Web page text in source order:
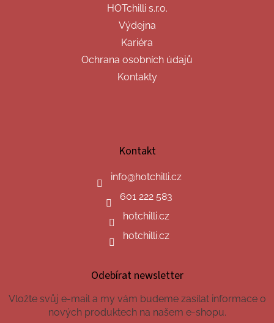
HOTchilli s.r.o.
Výdejna
Kariéra
Ochrana osobních údajů
Kontakty
Kontakt
info@hotchilli.cz
601 222 583
hotchilli.cz
hotchilli.cz
Odebírat newsletter
Vložte svůj e-mail a my vám budeme zasílat informace o
nových produktech na našem e-shopu.